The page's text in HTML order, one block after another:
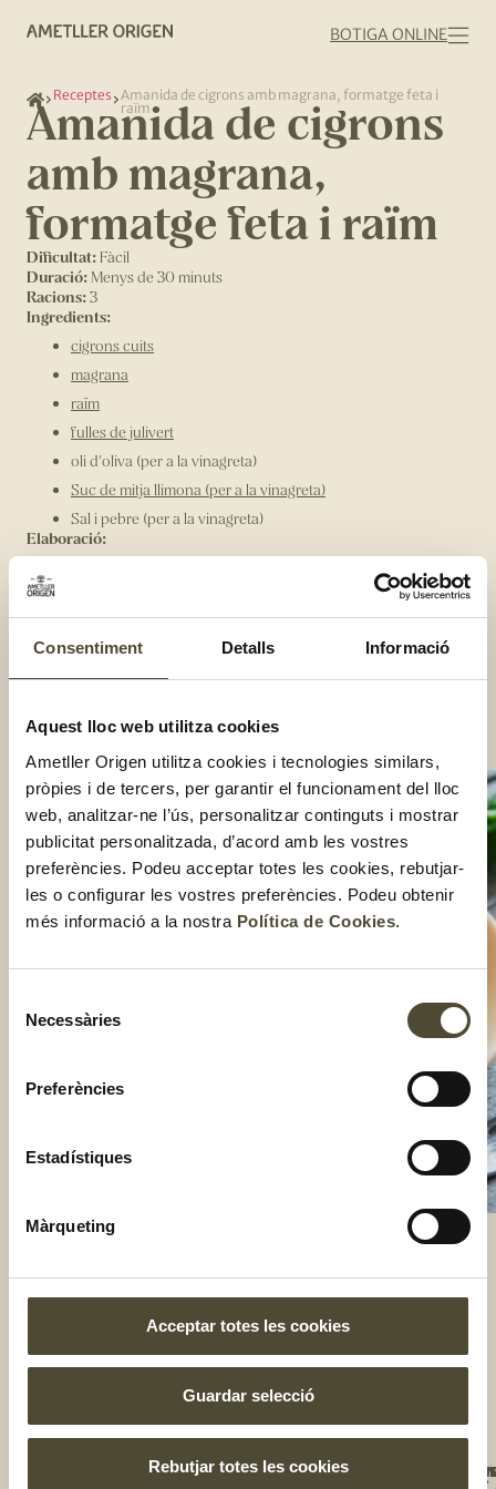
Consentiment Detalls Informació
Aquest lloc web utilitza cookies
Ametller Origen utilitza cookies i tecnologies similars,
pròpies i de tercers, per garantir el funcionament del lloc
web, analitzar-ne l’ús, personalitzar continguts i mostrar
publicitat personalitzada, d’acord amb les vostres
preferències. Podeu acceptar totes les cookies, rebutjar-
les o configurar les vostres preferències. Podeu obtenir
més informació a la nostra Política de Cookies.
Necessàries
Preferències
Estadístiques
Màrqueting
Acceptar totes les cookies
Guardar selecció
Rebutjar totes les cookies
BOTIGA ONLINE
Receptes Amanida de cigrons amb magrana, formatge feta i
raïm
Amanida de cigrons
amb magrana,
formatge feta i raïm
Dificultat: Fàcil
Duració: Menys de 30 minuts
Racions:3
Ingredients:
cigrons cuits
magrana
raïm
fulles de julivert
oli d'oliva (per a la vinagreta)
Suc de mitja llimona (per a la vinagreta)
Sal i pebre (per a la vinagreta)
Elaboració:
Neteja i escorre els cigrons, pica el julivert i esmicola el
Compartir:
El gust és nostre